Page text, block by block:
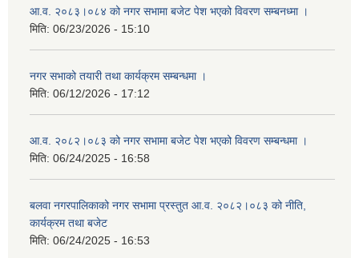
आ.व. २०८३।०८४ को नगर सभामा बजेट पेश भएको विवरण सम्बनध्मा ।
मिति: 06/23/2026 - 15:10
नगर सभाको तयारी तथा कार्यक्रम सम्बन्धमा ।
मिति: 06/12/2026 - 17:12
आ.व. २०८२।०८३ को नगर सभामा बजेट पेश भएको विवरण सम्बन्धमा ।
मिति: 06/24/2025 - 16:58
बलवा नगरपालिकाको नगर सभामा प्रस्तुत आ.व. २०८२।०८३ को नीति,
कार्यक्रम तथा बजेट
मिति: 06/24/2025 - 16:53